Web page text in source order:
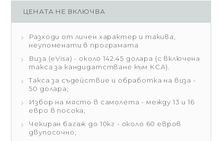
ЦЕНАТА НЕ ВКЛЮЧВА
Разходи от личен характер и такива,
неупоменати в програмата
Виза (eVisa) - около 142.45 долара (с включена
такса за кандидатстване към КСА).
Такса за съдействие и обработка на виза -
50 долара;
Избор на място в самолета - между 13 и 16
евро в посока;
Чекиран багаж до 10кг - около 60 евров
двупосочно;